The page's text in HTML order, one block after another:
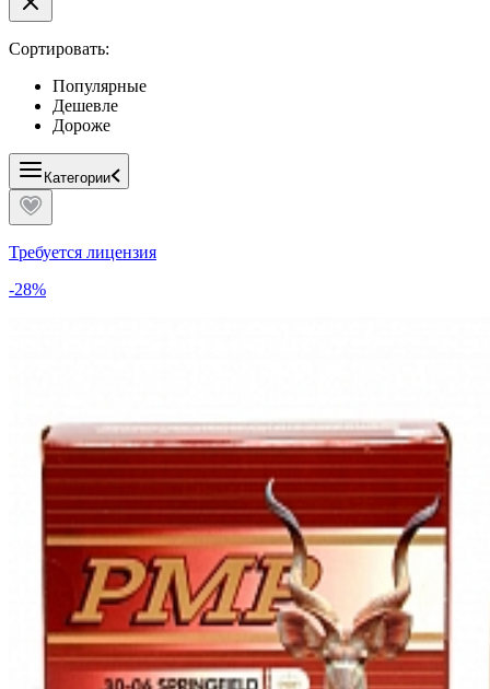
Сортировать:
Популярные
Дешевле
Дороже
Категории
Требуется лицензия
-28%